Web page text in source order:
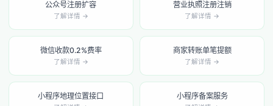
公众号注册扩容
了解详情 →
营业执照注册注销
了解详情 →
微信收款0.2%费率
了解详情 →
商家转账单笔提额
了解详情 →
小程序地理位置接口 小程序备案服务